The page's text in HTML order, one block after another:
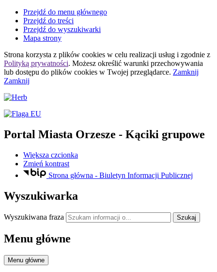
Przejdź do menu głównego
Przejdź do treści
Przejdź do wyszukiwarki
Mapa strony
Strona korzysta z plików cookies w celu realizacji usług i zgodnie z
Polityką prywatności. Możesz określić warunki przechowywania
lub dostępu do plików cookies w Twojej przeglądarce. Zamknij
Zamknij
Portal Miasta Orzesze - Kąciki grupowe
Większa czcionka
Zmień kontrast
Strona główna - Biuletyn Informacji Publicznej
Wyszukiwarka
Wyszukiwana fraza Szukaj
Menu główne
Menu główne